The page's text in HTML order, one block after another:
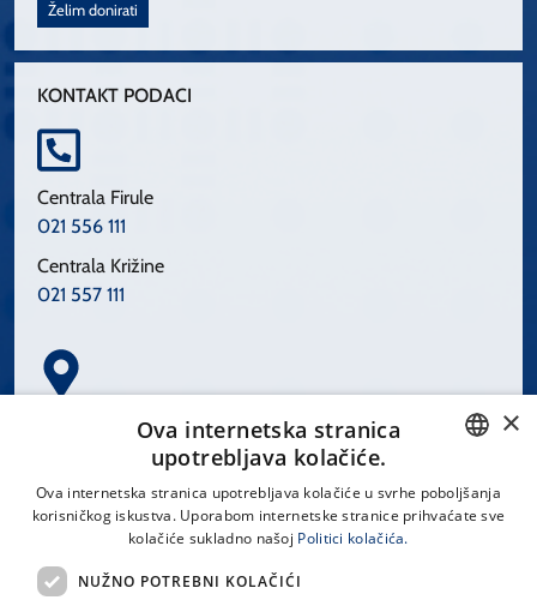
Želim donirati
KONTAKT PODACI
Centrala Firule
021 556 111
Centrala Križine
021 557 111
Spinčićeva 1, 21000 Split
CROATIAN
×
Ova internetska stranica
upotrebljava kolačiće.
Ova internetska stranica upotrebljava kolačiće u svrhe poboljšanja
korisničkog iskustva. Uporabom internetske stranice prihvaćate sve
kolačiće sukladno našoj Politici kolačića.
NUŽNO POTREBNI KOLAČIĆI